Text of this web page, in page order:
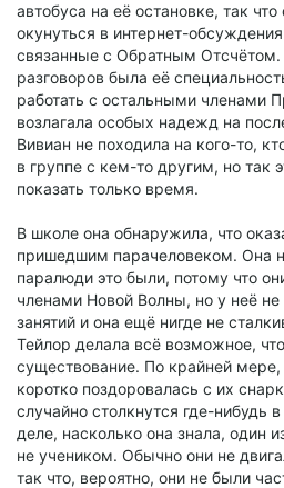
автобуса на её остановке, так
окунуться в интернет-
связанные с Обратным
разговоров была её
работать с остальными членами
возлагала особых надежд на
Вивиан не походила на кого-то,
в группе с кем-то другим, но так
показать только время.
В школе она обнаружила, что
пришедшим парачеловеком. Она
паралюди это были, потому что
членами Новой Волны, но у неё
занятий и она ещё нигде не
Тейлор делала всё возможное,
существование. По крайней мере,
коротко поздоровалась с их
случайно столкнутся где-нибудь
деле, насколько она знала, один
не учеником. Обычно они не
так что, вероятно, они не были